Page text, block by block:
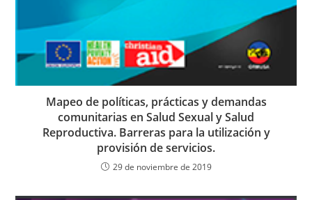
Mapeo de políticas, prácticas y demandas
comunitarias en Salud Sexual y Salud
Reproductiva. Barreras para la utilización y
provisión de servicios.
29 de noviembre de 2019